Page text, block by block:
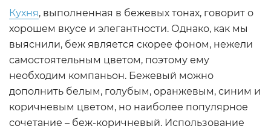
Кухня, выполненная в бежевых тонах, говорит о
хорошем вкусе и элегантности. Однако, как мы
выяснили, беж является скорее фоном, нежели
самостоятельным цветом, поэтому ему
необходим компаньон. Бежевый можно
дополнить белым, голубым, оранжевым, синим и
коричневым цветом, но наиболее популярное
сочетание – беж-коричневый. Использование